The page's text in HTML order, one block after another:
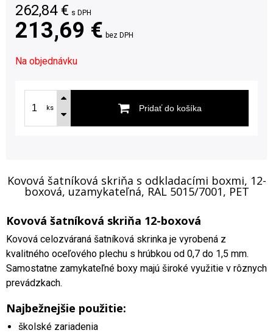
262,84 € s DPH
213,69 € bez DPH
Na objednávku
ks Pridať do košíka
Kovová šatníková skriňa s odkladacími boxmi, 12-
boxová, uzamykateľná, RAL 5015/7001, PET
Kovová šatníková skriňa 12-boxová
Kovová celozváraná šatníková skrinka je vyrobená z
kvalitného oceľového plechu s hrúbkou od 0,7 do 1,5 mm.
Samostatne zamykateľné boxy majú široké využitie v rôznych
prevádzkach.
Najbežnejšie použitie:
školské zariadenia